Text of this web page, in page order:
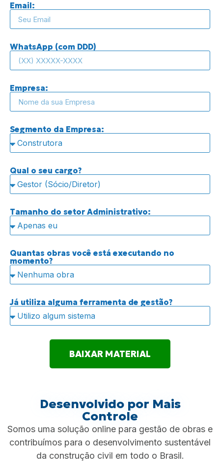
Email:
WhatsApp (com DDD)
Empresa:
Segmento da Empresa:
Qual o seu cargo?
Tamanho do setor Administrativo:
Quantas obras você está executando no
momento?
Já utiliza alguma ferramenta de gestão?
BAIXAR MATERIAL
Desenvolvido por Mais
Controle
Somos uma solução online para gestão de obras e
contribuímos para o desenvolvimento sustentável
da construção civil em todo o Brasil.